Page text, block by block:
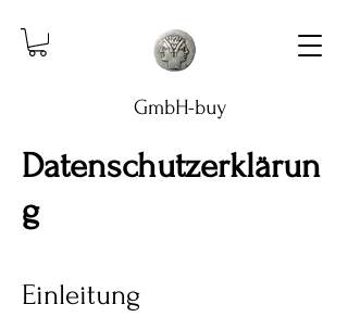
GmbH-buy
Datenschutzerklärun
g
Einleitung